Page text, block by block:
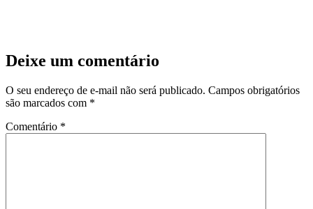
Deixe um comentário
O seu endereço de e-mail não será publicado. Campos obrigatórios
são marcados com *
Comentário *